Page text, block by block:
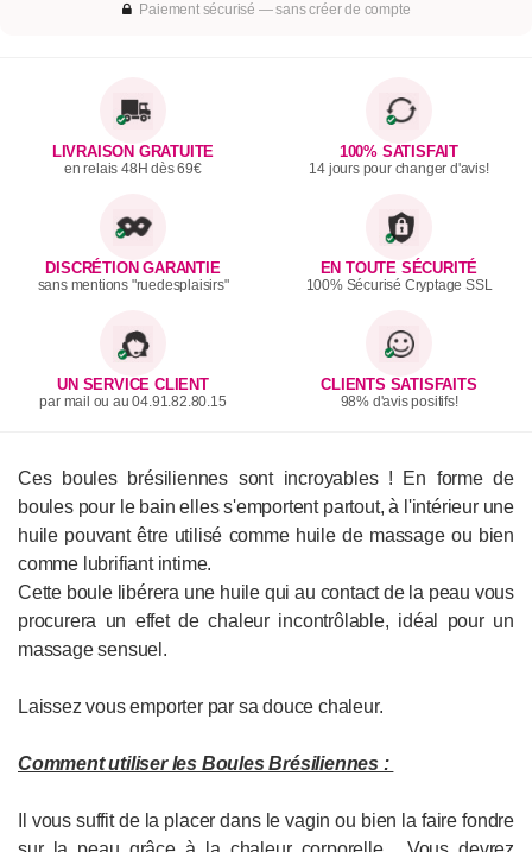
Paiement sécurisé — sans créer de compte
LIVRAISON GRATUITE
en relais 48H dès 69€
100% SATISFAIT
14 jours pour changer d'avis!
DISCRÉTION GARANTIE
sans mentions "ruedesplaisirs"
EN TOUTE SÉCURITÉ
100% Sécurisé Cryptage SSL
UN SERVICE CLIENT
par mail ou au 04.91.82.80.15
CLIENTS SATISFAITS
98% d'avis positifs!
Ces boules brésiliennes sont incroyables ! En forme de
boules pour le bain elles s'emportent partout, à l'intérieur une
huile pouvant être utilisé comme huile de massage ou bien
comme lubrifiant intime.
Cette boule libérera une huile qui au contact de la peau vous
procurera un effet de chaleur incontrôlable, idéal pour un
massage sensuel.
Laissez vous emporter par sa douce chaleur.
Comment utiliser les Boules Brésiliennes :
Il vous suffit de la placer dans le vagin ou bien la faire fondre